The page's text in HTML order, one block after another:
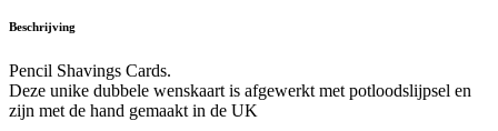
Beschrijving
Pencil Shavings Cards.
Deze unike dubbele wenskaart is afgewerkt met potloodslijpsel en
zijn met de hand gemaakt in de UK